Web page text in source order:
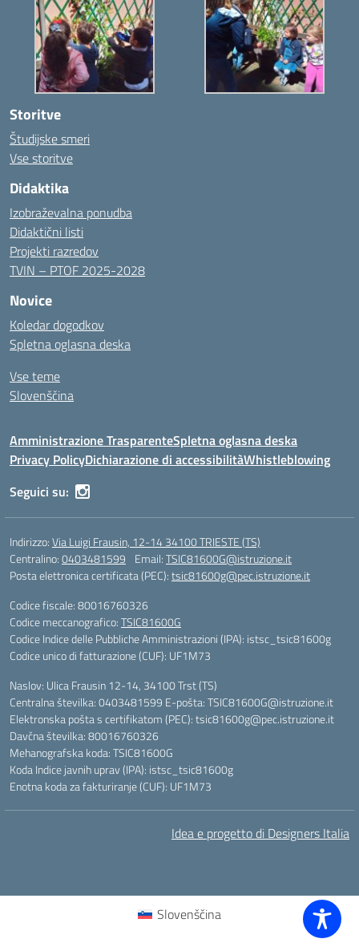
Storitve
Študijske smeri
Vse storitve
Didaktika
Izobraževalna ponudba
Didaktični listi
Projekti razredov
TVIN – PTOF 2025-2028
Novice
Koledar dogodkov
Spletna oglasna deska
Vse teme
Slovenščina
Amministrazione TrasparenteSpletna oglasna deska
Privacy PolicyDichiarazione di accessibilitàWhistleblowing
Seguici su:
Indirizzo:Via Luigi Frausin, 12-14 34100 TRIESTE (TS)
Centralino:0403481599 Email:TSIC81600G@istruzione.it
Posta elettronica certificata (PEC):tsic81600g@pec.istruzione.it
Codice fiscale: 80016760326
Codice meccanografico:TSIC81600G
Codice Indice delle Pubbliche Amministrazioni (IPA): istsc_tsic81600g
Codice unico di fatturazione (CUF): UF1M73
Naslov: Ulica Frausin 12-14, 34100 Trst (TS)
Centralna številka: 0403481599 E-pošta: TSIC81600G@istruzione.it
Elektronska pošta s certifikatom (PEC): tsic81600g@pec.istruzione.it
Davčna številka: 80016760326
Mehanografska koda: TSIC81600G
Koda Indice javnih uprav (IPA): istsc_tsic81600g
Enotna koda za fakturiranje (CUF): UF1M73
Idea e progetto di Designers Italia
Slovenščina